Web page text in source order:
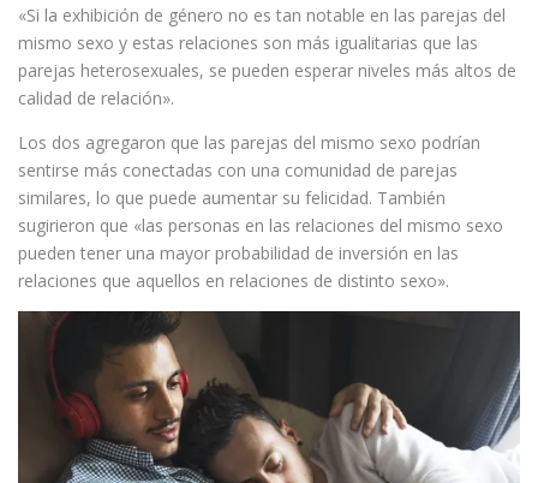
«Si la exhibición de género no es tan notable en las parejas del
mismo sexo y estas relaciones son más igualitarias que las
parejas heterosexuales, se pueden esperar niveles más altos de
calidad de relación».
Los dos agregaron que las parejas del mismo sexo podrían
sentirse más conectadas con una comunidad de parejas
similares, lo que puede aumentar su felicidad. También
sugirieron que «las personas en las relaciones del mismo sexo
pueden tener una mayor probabilidad de inversión en las
relaciones que aquellos en relaciones de distinto sexo».